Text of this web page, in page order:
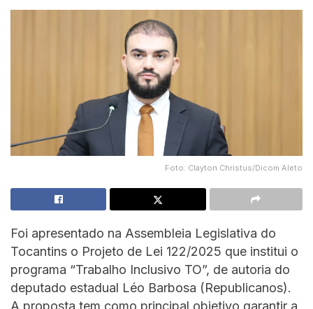
Foto: Clayton Christus/Dicom Aleto
Foi apresentado na Assembleia Legislativa do
Tocantins o Projeto de Lei 122/2025 que institui o
programa “Trabalho Inclusivo TO”, de autoria do
deputado estadual Léo Barbosa (Republicanos).
A proposta tem como principal objetivo garantir a